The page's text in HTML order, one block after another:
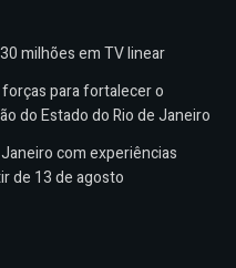
milhões em TV linear
para fortalecer o
do Estado do Rio de Janeiro
com experiências
de 13 de agosto